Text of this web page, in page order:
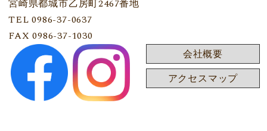
宮崎県都城市乙房町2467番地
TEL 0986-37-0637
FAX 0986-37-1030
会社概要
アクセスマップ